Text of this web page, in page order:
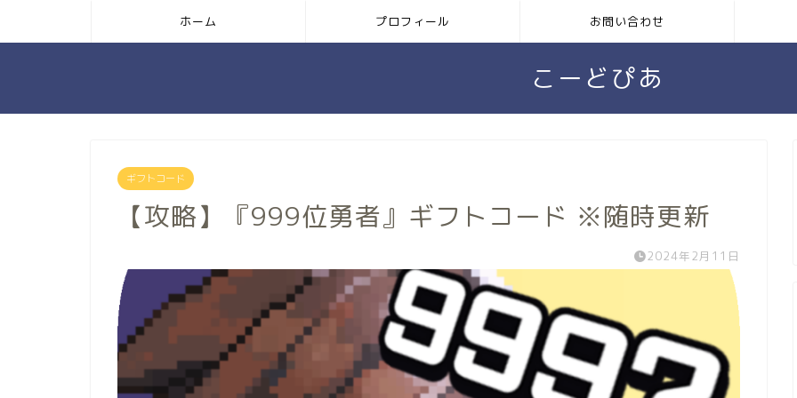
ホーム プロフィール お問い合わせ
こーどぴあ
ギフトコード
【攻略】『999位勇者』ギフトコード ※随時更新
2024年2月11日